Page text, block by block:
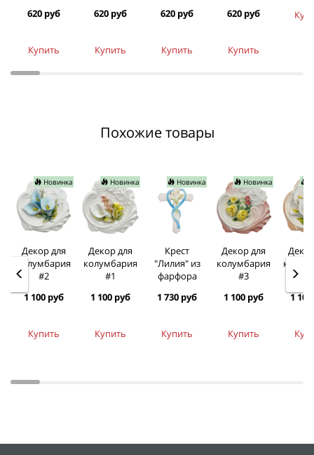
620 руб
Купить
620 руб
Купить
620 руб
Купить
620 руб
Купить
Похожие товары
Новинка
Декор для
колумбария
#2
1 100 руб
Купить
Новинка
Декор для
колумбария
#1
1 100 руб
Купить
Новинка
Крест
"Лилия" из
фарфора
1 730 руб
Купить
Новинка
Декор для
колумбария
#3
1 100 руб
Купить
1